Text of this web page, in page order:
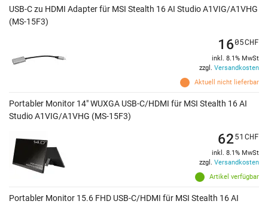
USB-C zu HDMI Adapter für MSI Stealth 16 AI Studio A1VIG/A1VHG
(MS-15F3)
Aktuell nicht lieferbar
1605CHF
inkl. 8.1% MwSt
zzgl. Versandkosten
Portabler Monitor 14" WUXGA USB-C/HDMI für MSI Stealth 16 AI
Studio A1VIG/A1VHG (MS-15F3)
Artikel verfügbar
6251 CHF
inkl. 8.1% MwSt
zzgl. Versandkosten
Portabler Monitor 15.6 FHD USB-C/HDMI für MSI Stealth 16 AI